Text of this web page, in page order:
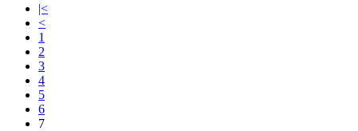
|<
<
1
2
3
4
5
6
7